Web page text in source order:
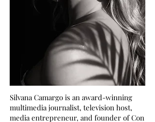
Silvana Camargo is an award-winning
multimedia journalist, television host,
media entrepreneur, and founder of Con